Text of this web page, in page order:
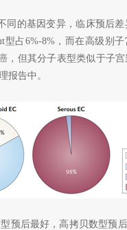
同的基因变异，临床预后
占6%-8%，而在高级别
但其分子表型类似于子宫
报告中。
预后最好，高拷贝数型预